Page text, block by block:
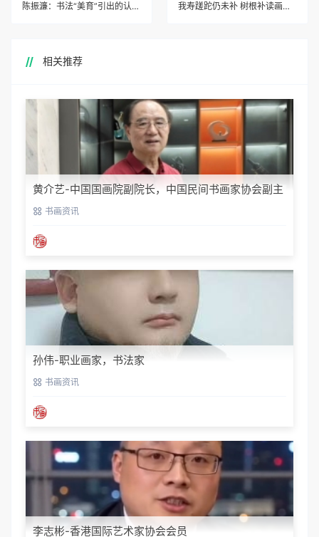
陈振濂：书法“美育”引出的认知话题
我寿蹉跎仍未补 树根补读画徒工
相关推荐
黄介艺-中国国画院副院长，中国民间书画家协会副主
席 书画资讯
孙伟-职业画家，书法家
书画资讯
李志彬-香港国际艺术家协会会员